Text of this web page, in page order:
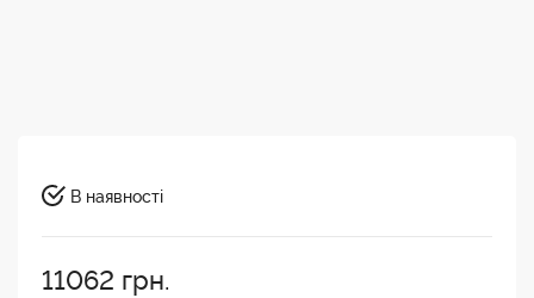
В наявності
11062 грн.